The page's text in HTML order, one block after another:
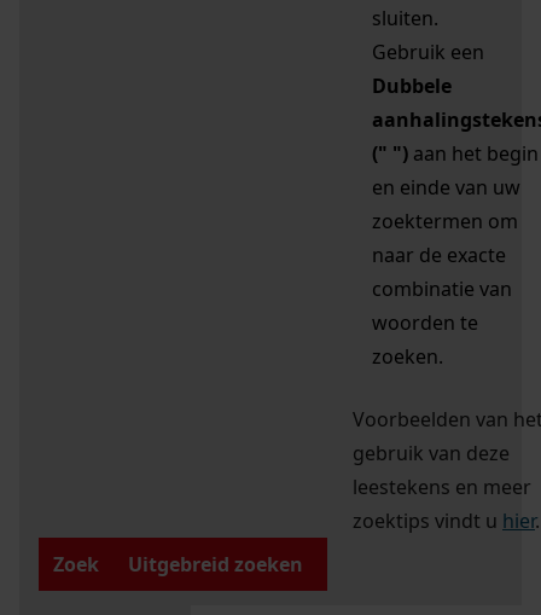
sluiten.
Gebruik een
Dubbele
(" ") aan het begin
en einde van uw
zoektermen om
naar de exacte
combinatie van
woorden te
zoeken.
Voorbeelden van
gebruik van deze
leestekens en meer
zoektips vindt u hier.
Zoek
Uitgebreid zoeken